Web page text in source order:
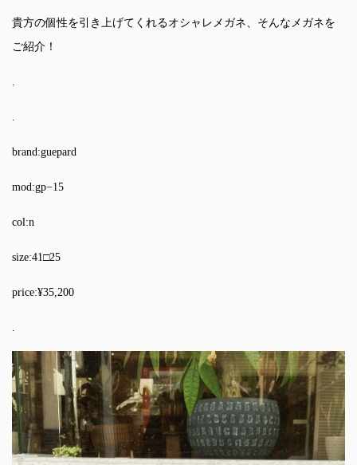
貴方の個性を引き上げてくれるオシャレメガネ、そんなメガネを
ご紹介！
.
.
brand:guepard
mod:gp−15
col:n
size:41□25
price:¥35,200
.